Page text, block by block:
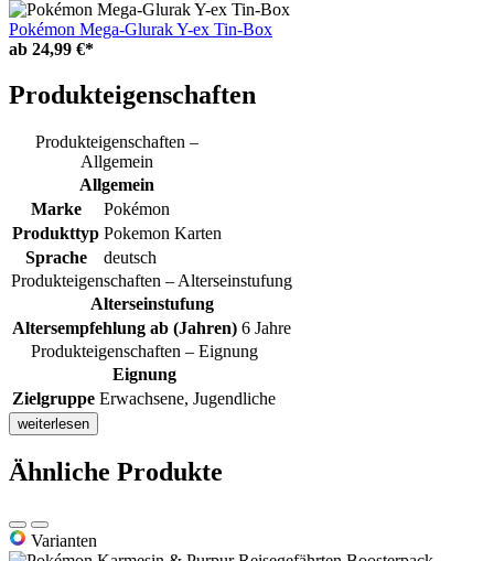
Pokémon Mega-Glurak Y-ex Tin-Box
ab 24,99 €*
Produkteigenschaften
Produkteigenschaften –
Allgemein
Allgemein
Marke
Pokémon
Produkttyp Pokemon Karten
Sprache
deutsch
Produkteigenschaften – Alterseinstufung
Alterseinstufung
Altersempfehlung ab (Jahren) 6 Jahre
Produkteigenschaften – Eignung
Eignung
Zielgruppe Erwachsene, Jugendliche
weiterlesen
Ähnliche Produkte
Varianten